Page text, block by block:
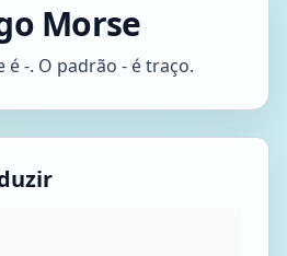
Morse
-. O padrão - é traço.